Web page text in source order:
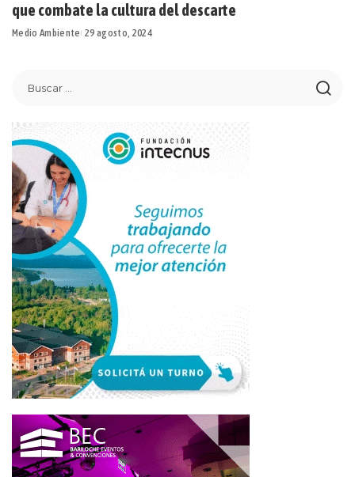
que combate la cultura del descarte
Medio Ambiente 29 agosto, 2024